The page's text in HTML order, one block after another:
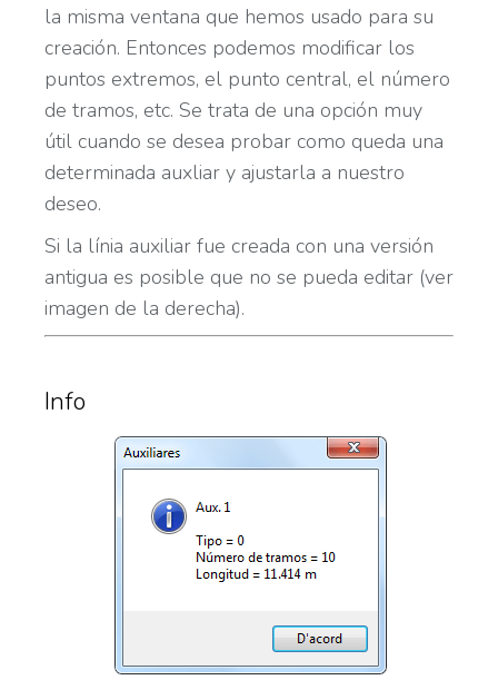
la misma ventana que hemos usado para su
creación. Entonces podemos modificar los
puntos extremos, el punto central, el número
de tramos, etc. Se trata de una opción muy
útil cuando se desea probar como queda una
determinada auxliar y ajustarla a nuestro
deseo.
Si la línia auxiliar fue creada con una versión
antigua es posible que no se pueda editar (ver
imagen de la derecha).
Info